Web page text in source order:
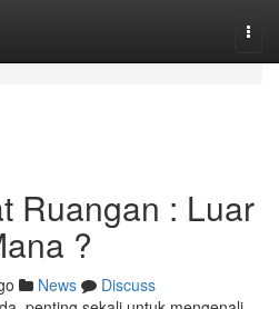
Ruangan : Luar
?
News
Discuss